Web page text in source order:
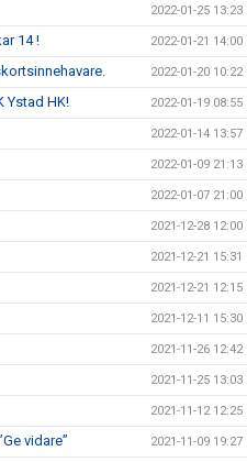
2022-01-25 13:23
14 ! 2022-01-21 14:00
2022-01-20 10:22
Ystad HK! 2022-01-19 08:55
2022-01-14 13:57
2022-01-09 21:13
2022-01-07 21:00
2021-12-28 12:00
2021-12-21 15:31
2021-12-21 12:15
2021-12-11 15:30
2021-11-26 12:42
2021-11-25 13:03
2021-11-12 12:25
vidare” 2021-11-09 19:27